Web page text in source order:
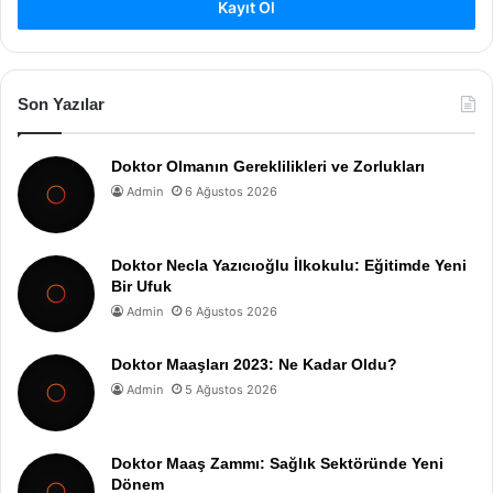
Kayıt Ol
Son Yazılar
Doktor Olmanın Gereklilikleri ve Zorlukları
Admin 6 Ağustos 2026
Doktor Necla Yazıcıoğlu İlkokulu: Eğitimde Yeni
Bir Ufuk
Admin 6 Ağustos 2026
Doktor Maaşları 2023: Ne Kadar Oldu?
Admin 5 Ağustos 2026
Doktor Maaş Zammı: Sağlık Sektöründe Yeni
Dönem